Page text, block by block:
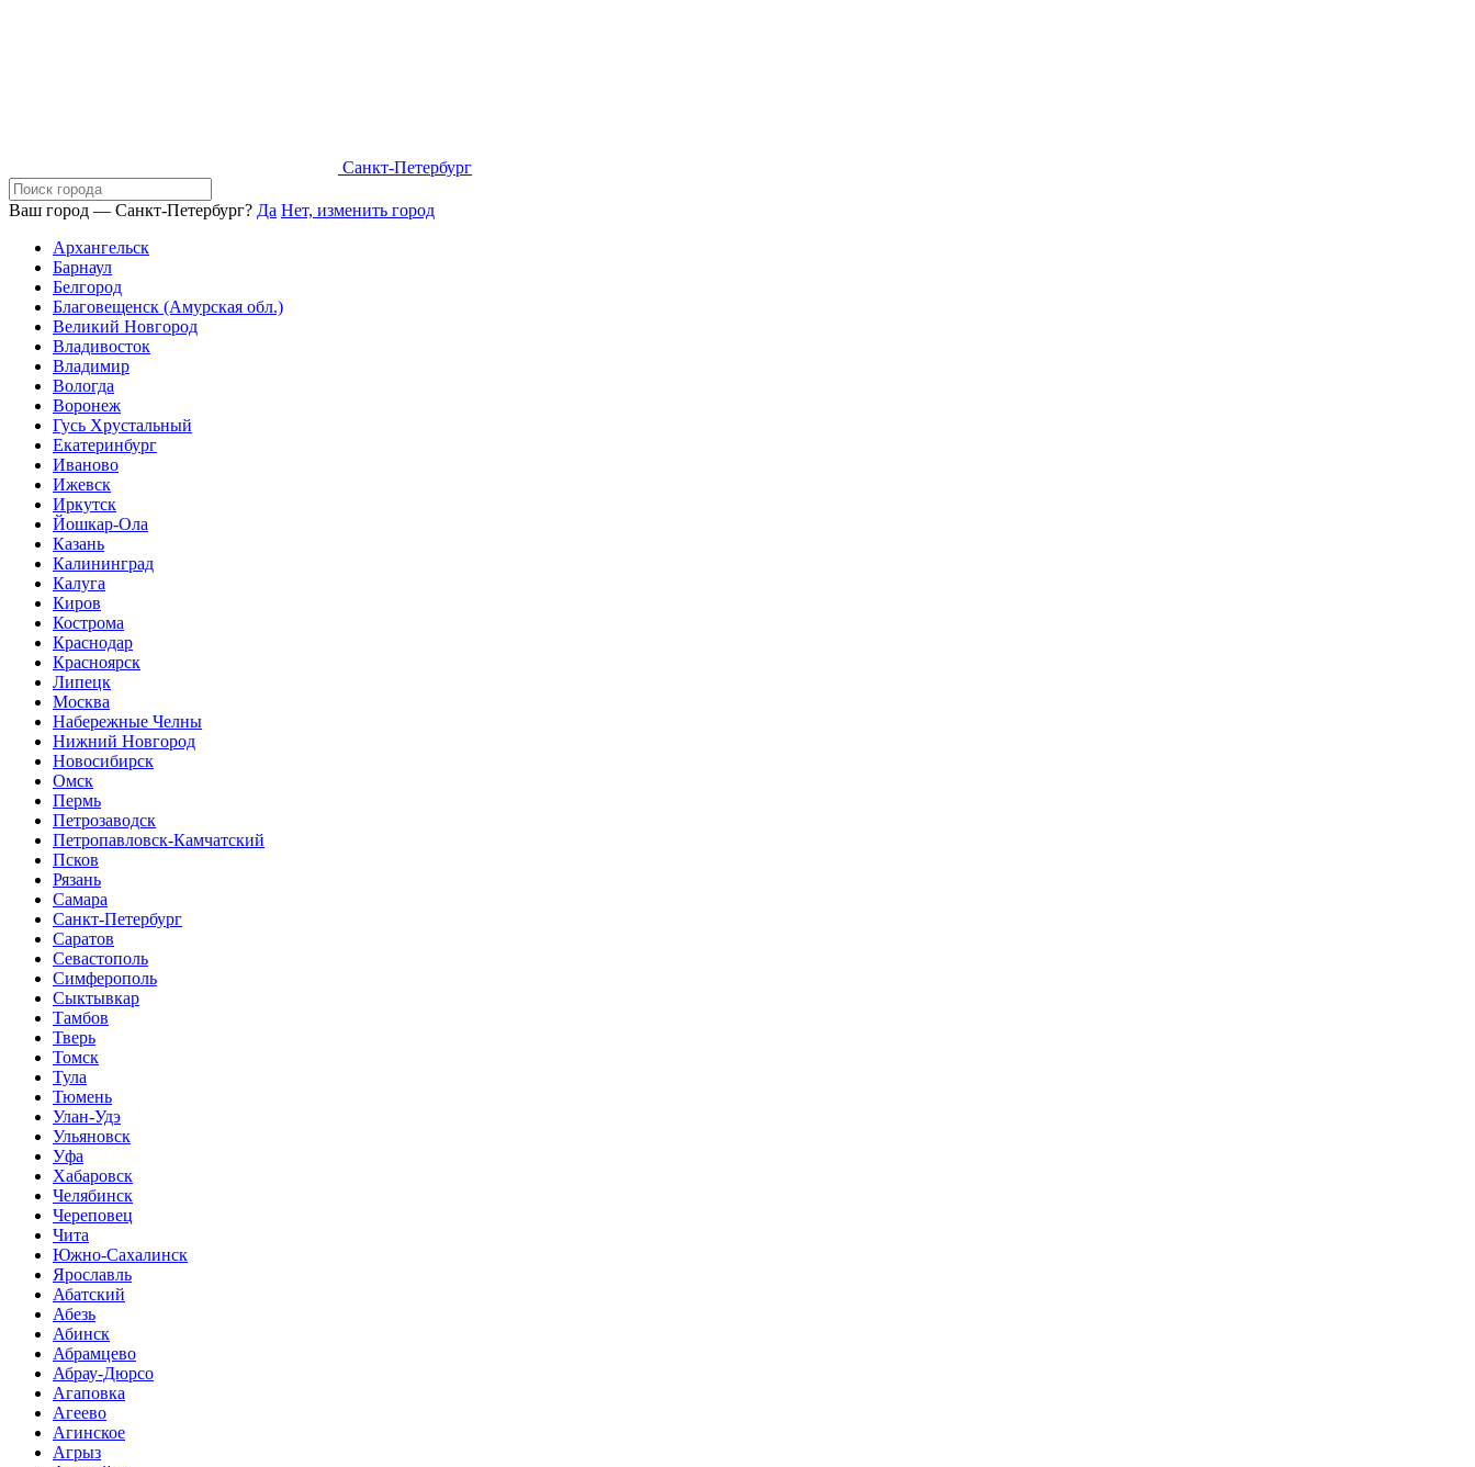
Санкт-Петербург
Ваш город — Санкт-Петербург? Да Нет, изменить город
Архангельск
Барнаул
Белгород
Благовещенск (Амурская обл.)
Великий Новгород
Владивосток
Владимир
Вологда
Воронеж
Гусь Хрустальный
Екатеринбург
Иваново
Ижевск
Иркутск
Йошкар-Ола
Казань
Калининград
Калуга
Киров
Кострома
Краснодар
Красноярск
Липецк
Москва
Набережные Челны
Нижний Новгород
Новосибирск
Омск
Пермь
Петрозаводск
Петропавловск-Камчатский
Псков
Рязань
Самара
Санкт-Петербург
Саратов
Севастополь
Симферополь
Сыктывкар
Тамбов
Тверь
Томск
Тула
Тюмень
Улан-Удэ
Ульяновск
Уфа
Хабаровск
Челябинск
Череповец
Чита
Южно-Сахалинск
Ярославль
Абатский
Абезь
Абинск
Абрамцево
Абрау-Дюрсо
Агаповка
Агеево
Агинское
Агрыз